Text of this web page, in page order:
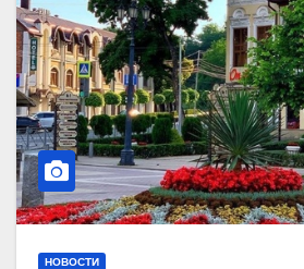
НОВОСТИ